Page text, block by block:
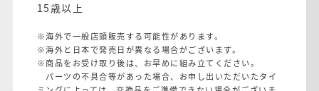
15歳以上
※海外で一般店頭販売する可能性があります。
※海外と日本で発売日が異なる場合がございます。
※商品をお受け取り後は、お早めに組み立てください。
パーツの不具合等があった場合、お申し出いただいたタイ